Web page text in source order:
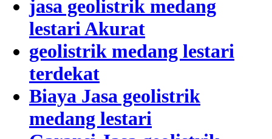
jasa geolistrik medang
lestari Akurat
geolistrik medang lestari
terdekat
Biaya Jasa geolistrik
medang lestari